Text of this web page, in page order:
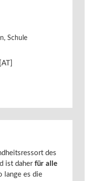
Schule
des
ist daherfür alle
lange es die